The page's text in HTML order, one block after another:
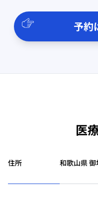
予約
医
住所 和歌山県